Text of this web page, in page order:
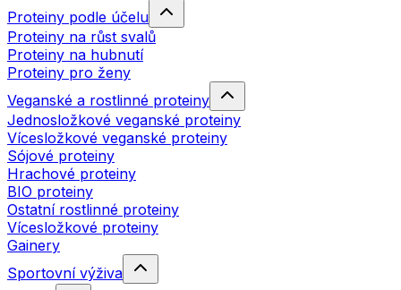
Proteiny podle účelu
Proteiny na růst svalů
Proteiny na hubnutí
Proteiny pro ženy
Veganské a rostlinné proteiny
Jednosložkové veganské proteiny
Vícesložkové veganské proteiny
Sójové proteiny
Hrachové proteiny
BIO proteiny
Ostatní rostlinné proteiny
Vícesložkové proteiny
Gainery
Sportovní výživa